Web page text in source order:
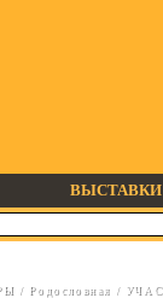
ВЫСТАВКИ
/ Родословная /